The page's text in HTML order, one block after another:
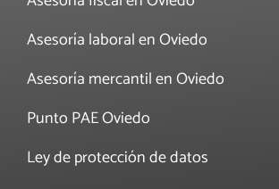
Asesoría laboral en Oviedo
Asesoría mercantil en Oviedo
Punto PAE Oviedo
Ley de protección de datos